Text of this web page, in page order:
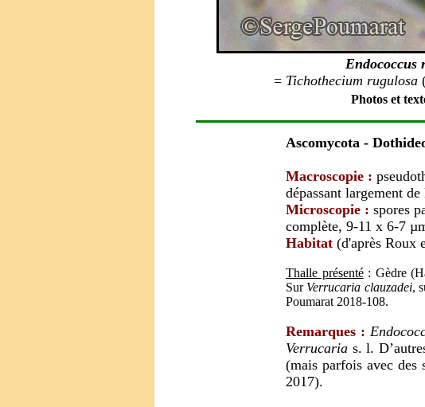
Endococcus
= Tichothecium rugulosa
Photos et
Ascomycota -
Macroscopie :
dépassant largement
Microscopie : spores
complète, 9-11 x 6-7
Habitat (d'après Roux
Thalle présenté: Gèdre
Sur Verrucaria clauzadei,
Poumarat 2018-108.
Remarques :
Verrucaria s. l.
(mais parfois avec des
2017).